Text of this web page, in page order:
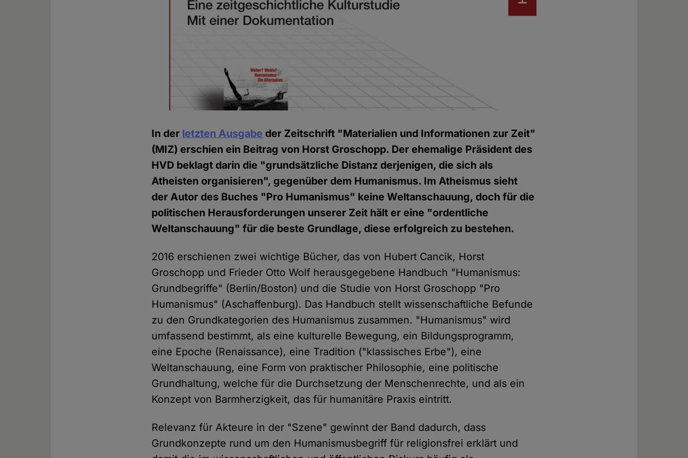
In der letzten Ausgabe der Zeitschrift "Materialien und Informationen zur Zeit"
(MIZ) erschien ein Beitrag von Horst Groschopp. Der ehemalige Präsident des
HVD beklagt darin die "grundsätzliche Distanz derjenigen, die sich als
Atheisten organisieren", gegenüber dem Humanismus. Im Atheismus sieht
der Autor des Buches "Pro Humanismus" keine Weltanschauung, doch für die
politischen Herausforderungen unserer Zeit hält er eine "ordentliche
Weltanschauung" für die beste Grundlage, diese erfolgreich zu bestehen.
2016 erschienen zwei wichtige Bücher, das von Hubert Cancik, Horst
Groschopp und Frieder Otto Wolf herausgegebene Handbuch "Humanismus:
Grundbegriffe" (Berlin/Boston) und die Studie von Horst Groschopp "Pro
Humanismus" (Aschaffenburg). Das Handbuch stellt wissenschaftliche Befunde
zu den Grundkategorien des Humanismus zusammen. "Humanismus" wird
umfassend bestimmt, als eine kulturelle Bewegung, ein Bildungsprogramm,
eine Epoche (Renaissance), eine Tradition ("klassisches Erbe"), eine
Weltanschauung, eine Form von praktischer Philosophie, eine politische
Grundhaltung, welche für die Durchsetzung der Menschenrechte, und als ein
Konzept von Barmherzigkeit, das für humanitäre Praxis eintritt.
Relevanz für Akteure in der "Szene" gewinnt der Band dadurch, dass
Grundkonzepte rund um den Humanismusbegriff für religionsfrei erklärt und